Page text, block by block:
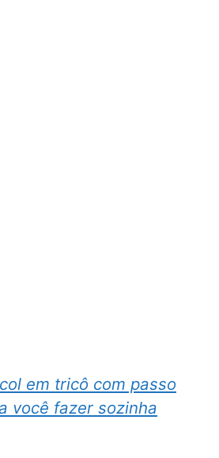
em tricô com passo
você fazer sozinha